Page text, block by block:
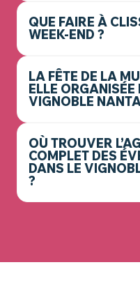
QUE FAIRE À
WEEK-END ?
LA FÊTE DE LA
ELLE ORGANISÉE
VIGNOBLE
OÙ TROUVER
COMPLET DES
DANS LE
?